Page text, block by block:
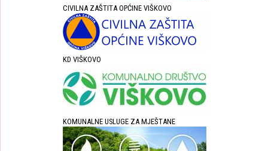
CIVILNA ZAŠTITA OPĆINE VIŠKOVO
KD VIŠKOVO
KOMUNALNE USLUGE ZA MJEŠTANE